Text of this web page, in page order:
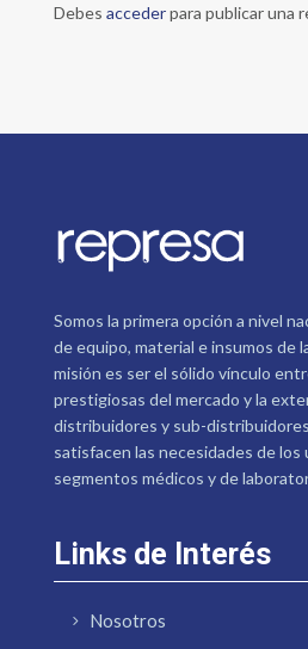
Debes accederpara publicar una
Somos la primera opción a nivel
de equipo, material e insumos de
misión es ser el sólido vínculo
prestigiosas del mercado y la
distribuidores y sub-
satisfacen las necesidades de los
segmentos médicos y de
Links de Interés
Nosotros